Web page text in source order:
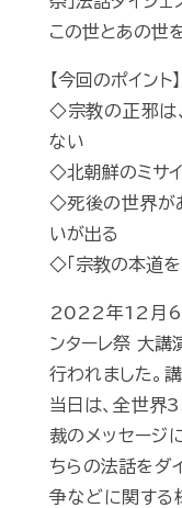
この世とあの世
【今回のポイント】
◇宗教の正邪は
ない
◇北朝鮮のミサ
◇死後の世界が
いが出る
◇「宗教の本道を
2022年12月6
ンターレ祭 大講
行われました。
当日は、全世界
裁のメッセージ
ちらの法話をダ
争などに関する